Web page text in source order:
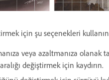
için şu seçenekleri
veya azaltmanıza olanak
değiştirmek için kaydırın.